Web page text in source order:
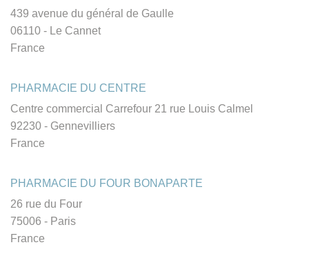
439 avenue du général de Gaulle
06110 - Le Cannet
France
PHARMACIE DU CENTRE
Centre commercial Carrefour 21 rue Louis Calmel
92230 - Gennevilliers
France
PHARMACIE DU FOUR BONAPARTE
26 rue du Four
75006 - Paris
France